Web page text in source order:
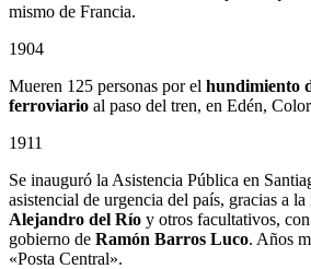
mismo de Francia.
1904
Mueren 125 personas por el hundimiento
ferroviario al paso del tren, en Edén,
1911
Se inauguró la Asistencia Pública en
asistencial de urgencia del país, gracias a
Alejandro del Río y otros facultativos,
gobierno de Ramón Barros Luco. Años
«Posta Central».